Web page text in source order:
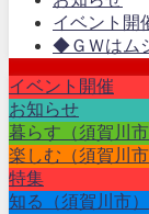
イベント開
◆ＧＷはム
イベント開催
お知らせ
暮らす（須賀川市
楽しむ（須賀川市
特集
知る（須賀川市）